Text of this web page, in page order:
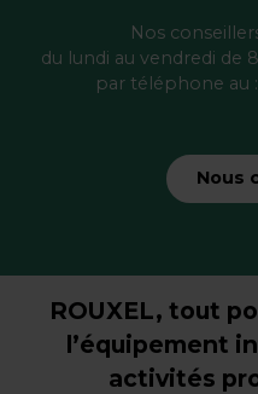
Nos
du lundi au vendredi de
par téléphone au :
Nous
ROUXEL, tout
l’équipement
activités